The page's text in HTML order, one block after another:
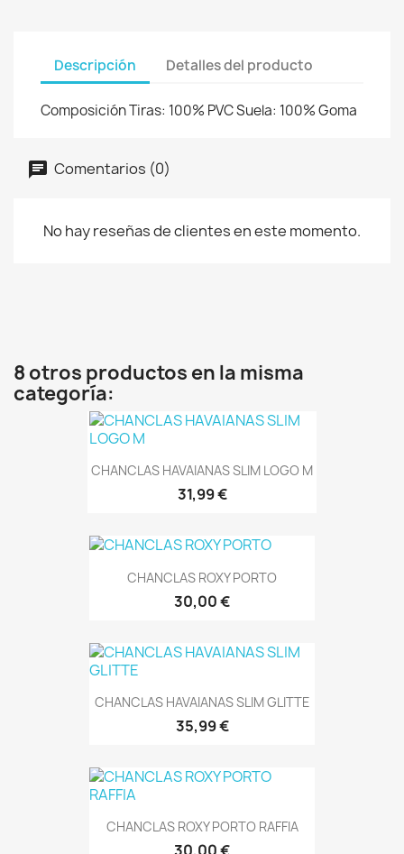
Descripción Detalles del producto
Composición Tiras: 100% PVC Suela: 100% Goma
Comentarios (0)
No hay reseñas de clientes en este momento.
8 otros productos en la misma
categoría:
CHANCLAS HAVAIANAS SLIM LOGO M
31,99 €
CHANCLAS ROXY PORTO
30,00 €
CHANCLAS HAVAIANAS SLIM GLITTE
35,99 €
CHANCLAS ROXY PORTO RAFFIA